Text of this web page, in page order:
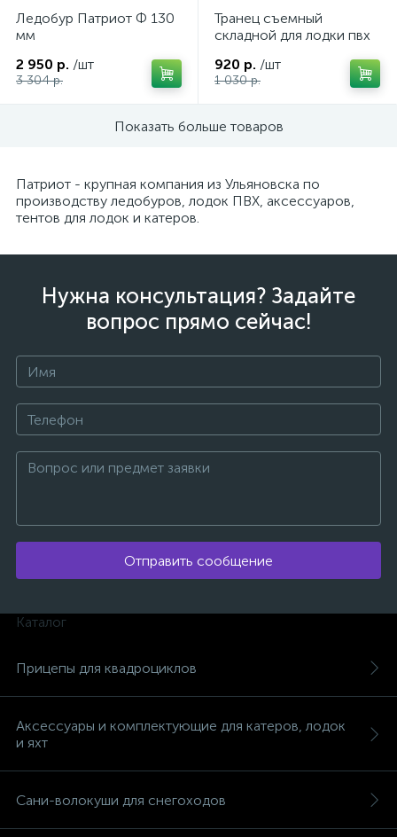
Утка и кнехт для катера (лодки) 1
Утки, уключины для надувных лодок ПВХ
Ледобур Патриот Ф 130
мм
2 950 р. /шт
3 304 р.
Транец съемный
складной для лодки пвх
920 р. /шт
1 030 р.
Показать больше товаров
Патриот - крупная компания из Ульяновска по
производству ледобуров, лодок ПВХ, аксессуаров,
тентов для лодок и катеров.
Нужна консультация? Задайте
вопрос прямо сейчас!
Отправить сообщение
Каталог
Прицепы для квадроциклов
Аксессуары и комплектующие для катеров, лодок
и яхт
Сани-волокуши для снегоходов